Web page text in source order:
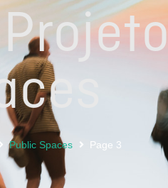
Public Spaces Page 3